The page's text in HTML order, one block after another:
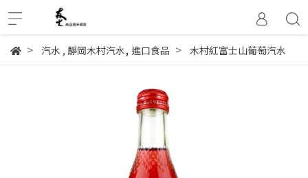
汽水 , 靜岡木村汽水, 進口食品 木村紅富士山葡萄汽水